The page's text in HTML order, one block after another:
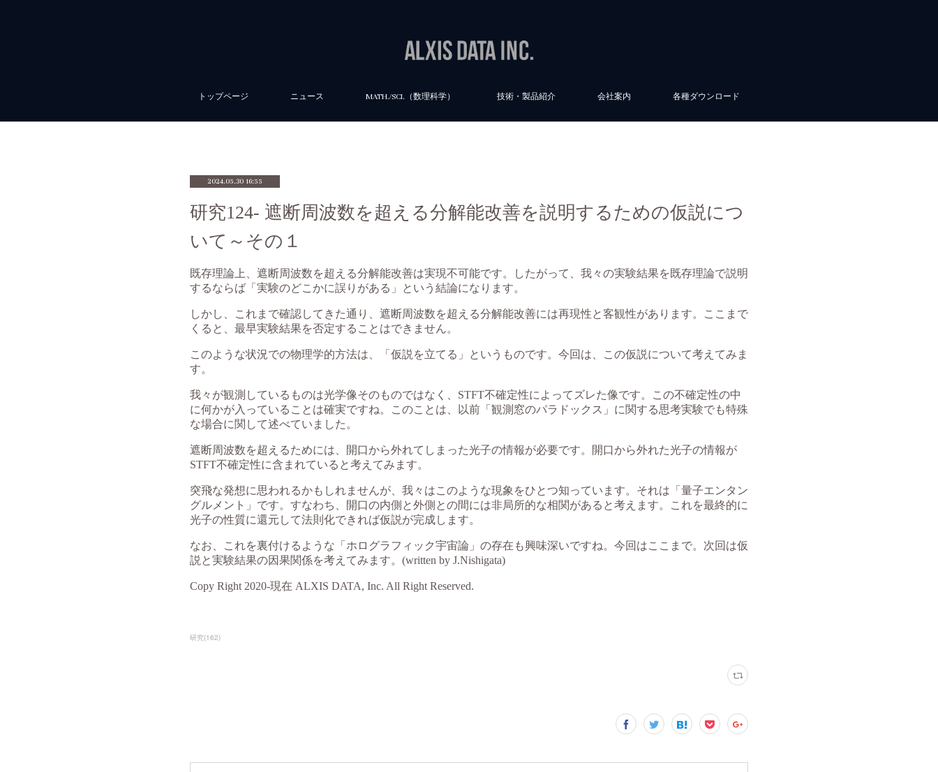
トップページ ニュース MATH./SCI.（数理科学） 技術・製品紹介 会社案内 各種ダウンロード
2024.05.30 16:55
研究124- 遮断周波数を超える分解能改善を説明するための仮説につ
いて～その１
研究(162)